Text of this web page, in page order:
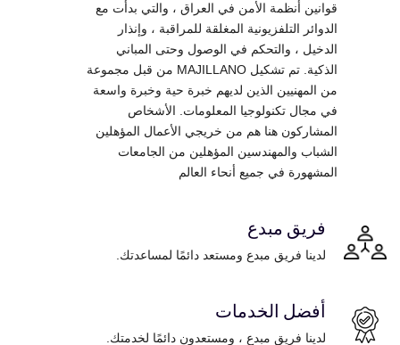
قوانين أنظمة الأمن في العراق ، والتي بدأت مع
الدوائر التلفزيونية المغلقة للمراقبة ، وإنذار
الدخيل ، والتحكم في الوصول وحتى المباني
الذكية. تم تشكيل MAJILLANO من قبل مجموعة
من المهنيين الذين لديهم خبرة حية وخبرة واسعة
في مجال تكنولوجيا المعلومات. الأشخاص
المشاركون هنا هم من خريجي الأعمال المؤهلين
الشباب والمهندسين المؤهلين من الجامعات
المشهورة في جميع أنحاء العالم
فريق مبدع
لدينا فريق مبدع ومستعد دائمًا لمساعدتك.
أفضل الخدمات
لدينا فريق مبدع ، ومستعدون دائمًا لخدمتك.